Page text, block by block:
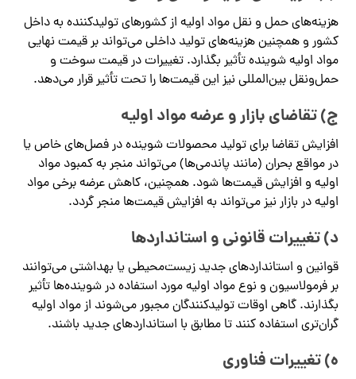
هزینه‌های حمل و نقل مواد اولیه از کشورهای تولیدکننده به داخل
کشور و همچنین هزینه‌های تولید داخلی می‌تواند بر قیمت نهایی
مواد اولیه شوینده تأثیر بگذارد. تغییرات در قیمت سوخت و
حمل‌ونقل بین‌المللی نیز این قیمت‌ها را تحت تأثیر قرار می‌دهد.
ج) تقاضای بازار و عرضه مواد اولیه
افزایش تقاضا برای تولید محصولات شوینده در فصل‌های خاص یا
در مواقع بحران (مانند پاندمی‌ها) می‌تواند منجر به کمبود مواد
اولیه و افزایش قیمت‌ها شود. همچنین، کاهش عرضه برخی مواد
اولیه در بازار نیز می‌تواند به افزایش قیمت‌ها منجر گردد.
د) تغییرات قانونی و استانداردها
قوانین و استانداردهای جدید زیست‌محیطی یا بهداشتی می‌توانند
بر فرمولاسیون و نوع مواد اولیه مورد استفاده در شوینده‌ها تأثیر
بگذارند. گاهی اوقات تولیدکنندگان مجبور می‌شوند از مواد اولیه
گران‌تری استفاده کنند تا مطابق با استانداردهای جدید باشند.
ه) تغییرات فناوری